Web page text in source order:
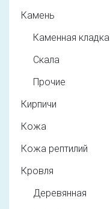
Камень
Каменная кладка
Скала
Прочие
Кирпичи
Кожа
Кожа рептилий
Кровля
Деревянная